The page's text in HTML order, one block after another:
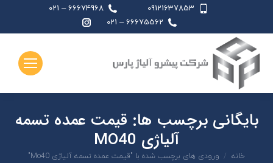
09121637853
66674968 – 021
66675562 – 021
page
بایگانی برچسب ها: قیمت عمده تسمه
آلیاژی MO40
شما اینجا هستید:
خانه ورودی های برچسب شده با "قیمت عمده تسمه آلیاژی Mo40"